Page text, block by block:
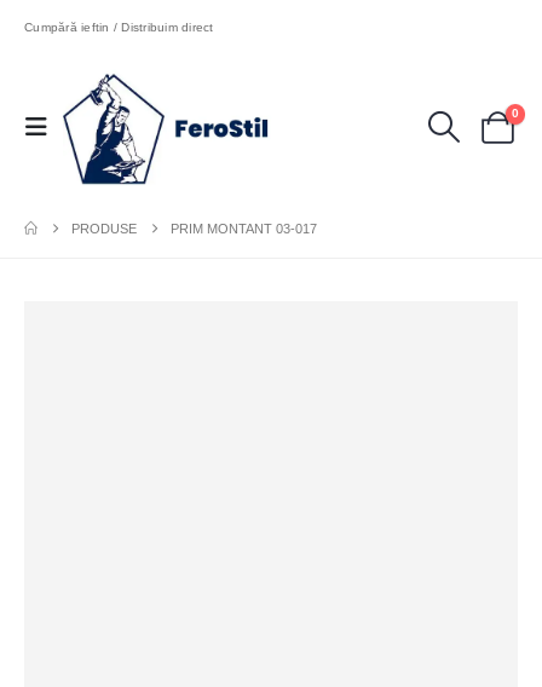
Cumpără ieftin / Distribuim direct
0
PRODUSE PRIM MONTANT 03-017